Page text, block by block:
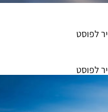
לפוסט
לפוסט